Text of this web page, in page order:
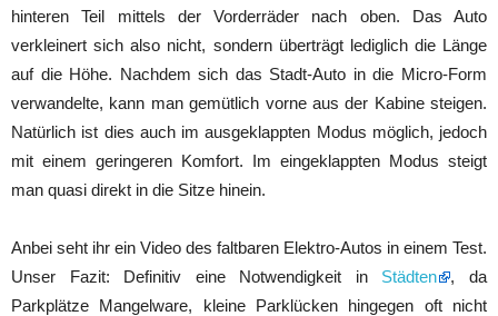
hinteren Teil mittels der Vorderräder nach oben. Das Auto
verkleinert sich also nicht, sondern überträgt lediglich die Länge
auf die Höhe. Nachdem sich das Stadt-Auto in die Micro-Form
verwandelte, kann man gemütlich vorne aus der Kabine steigen.
Natürlich ist dies auch im ausgeklappten Modus möglich, jedoch
mit einem geringeren Komfort. Im eingeklappten Modus steigt
man quasi direkt in die Sitze hinein.
Anbei seht ihr ein Video des faltbaren Elektro-Autos in einem Test.
Unser Fazit: Definitiv eine Notwendigkeit in Städten
, da
Parkplätze Mangelware, kleine Parklücken hingegen oft nicht